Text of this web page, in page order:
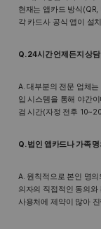
현재는 앱카드 방식
각 카드사 공식 앱이 설
Q. 24시간 언제든지 상
A. 대부분의 전문 업체
입 시스템을 통해 야간
검 시간(자정 전후
Q. 법인 앱카드나 가족
A. 원칙적으로 본인 명
의자의 직접적인 동의
사용처에 제약이 많아